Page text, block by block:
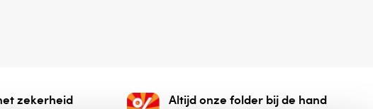
zekerheid Altijd onze folder bij de hand